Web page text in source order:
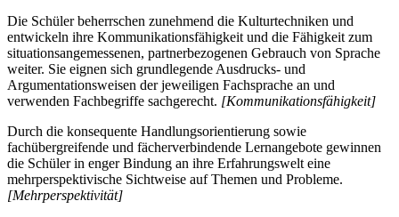
Die Schüler beherrschen zunehmend die Kulturtechniken und
entwickeln ihre Kommunikationsfähigkeit und die Fähigkeit zum
situationsangemessenen, partnerbezogenen Gebrauch von Sprache
weiter. Sie eignen sich grundlegende Ausdrucks- und
Argumentationsweisen der jeweiligen Fachsprache an und
verwenden Fachbegriffe sachgerecht. [Kommunikationsfähigkeit]
Durch die konsequente Handlungsorientierung sowie
fachübergreifende und fächerverbindende Lernangebote gewinnen
die Schüler in enger Bindung an ihre Erfahrungswelt eine
mehrperspektivische Sichtweise auf Themen und Probleme.
[Mehrperspektivität]